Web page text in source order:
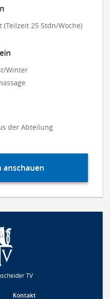
(Teilzeit 25 Stdn/Woche)
Winter
der Abteilung
anschauen
TV
Kontakt